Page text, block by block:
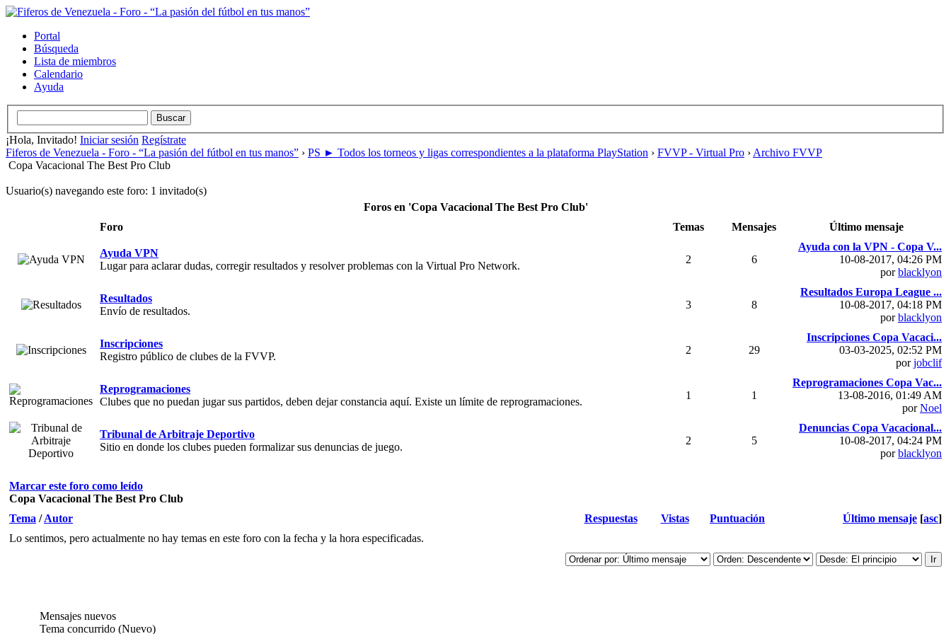
Portal
Búsqueda
Lista de miembros
Calendario
Ayuda
¡Hola, Invitado! Iniciar sesión Regístrate
Fiferos de Venezuela - Foro - “La pasión del fútbol en tus manos” › PS ► Todos los torneos y ligas correspondientes a la plataforma PlayStation › FVVP - Virtual Pro › Archivo FVVP
Copa Vacacional The Best Pro Club
Usuario(s) navegando este foro: 1 invitado(s)
Foros en 'Copa Vacacional The Best Pro Club'
Foro
Temas Mensajes Último mensaje
Ayuda VPN
Lugar para aclarar dudas, corregir resultados y resolver problemas con la Virtual Pro Network.
2 6
Ayuda con la VPN - Copa V...
10-08-2017, 04:26 PM
porblacklyon
Resultados
Envío de resultados.
3 8
Resultados Europa League ...
10-08-2017, 04:18 PM
porblacklyon
Inscripciones
Registro público de clubes de la FVVP.
2 29
Inscripciones Copa Vacaci...
03-03-2025, 02:52 PM
porjobclif
Reprogramaciones
Clubes que no puedan jugar sus partidos, deben dejar constancia aquí. Existe un límite de reprogramaciones.
1 1
Reprogramaciones Copa Vac...
13-08-2016, 01:49 AM
porNoel
Tribunal de Arbitraje Deportivo
Sitio en donde los clubes pueden formalizar sus denuncias de juego.
2 5
Denuncias Copa Vacacional...
10-08-2017, 04:24 PM
porblacklyon
Marcar este foro como leído
Copa Vacacional The Best Pro Club
Tema /Autor Respuestas Vistas Puntuación Último mensaje [asc]
Lo sentimos, pero actualmente no hay temas en este foro con la fecha y la hora especificadas.
Mensajes nuevos
Tema concurrido (Nuevo)